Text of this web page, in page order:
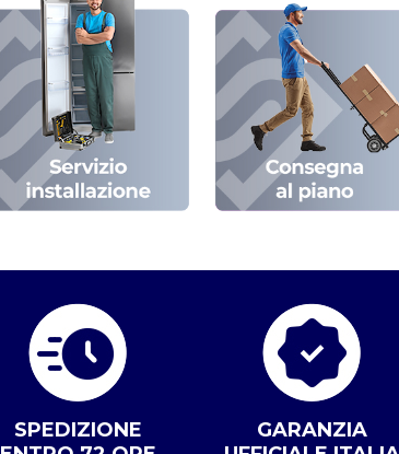
SPEDIZIONE
GARANZIA